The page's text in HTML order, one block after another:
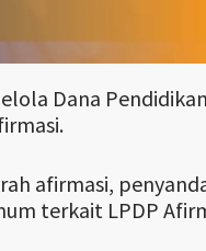
Dana
afirmasi,
terkait LPDP